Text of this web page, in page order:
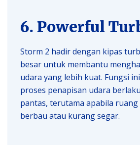
6. Powerful
Storm 2 hadir dengan kipas
besar untuk membantu
udara yang lebih kuat. Fungsi
proses penapisan udara
pantas, terutama apabila
berbau atau kurang segar.